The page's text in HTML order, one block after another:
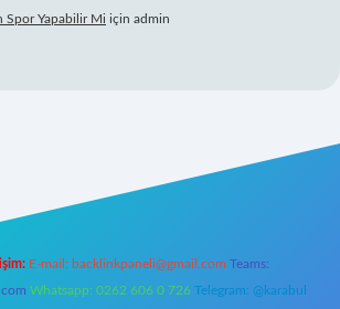
Spor Yapabilir Mi için admin
E-mail: backlinkpaneli@gmail.com Teams:
Whatsapp: 0262 606 0 726 Telegram: @karabul